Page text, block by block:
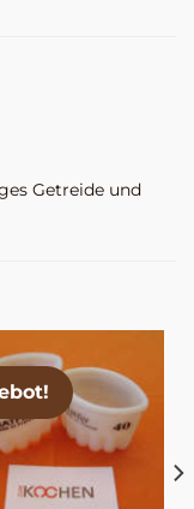
Getreide und